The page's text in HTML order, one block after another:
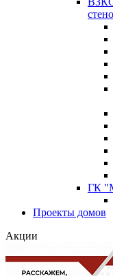
ГК
Проекты домов
Акции